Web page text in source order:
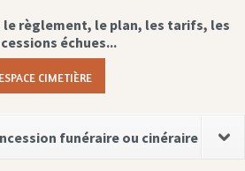
le règlement, le plan, les tarifs, les
échues...
ESPACE CIMETIÈRE
funéraire ou cinéraire